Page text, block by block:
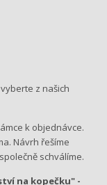
z našich
k objednávce.
Návrh řešíme
schválíme.
na kopečku" -